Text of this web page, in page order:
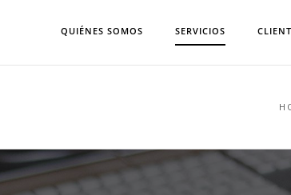
QUIÉNES SOMOS SERVICIOS